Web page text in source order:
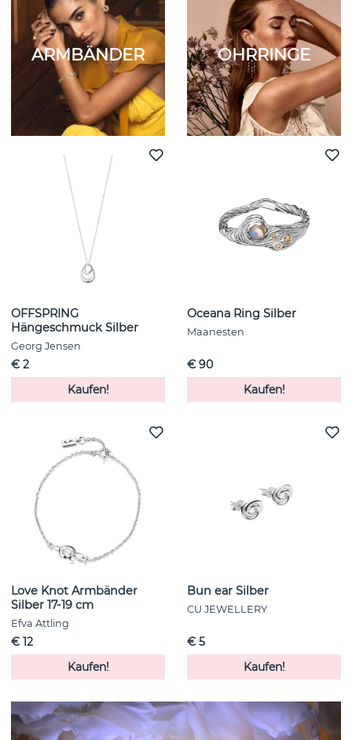
ARMBÄNDER OHRRINGE
OFFSPRING
Hängeschmuck Silber
Georg Jensen
€ 2
Kaufen!
Oceana Ring Silber
Maanesten
€ 90
Kaufen!
Love Knot Armbänder
Silber 17-19 cm
Efva Attling
€ 12
Kaufen!
Bun ear Silber
CU JEWELLERY
€ 5
Kaufen!